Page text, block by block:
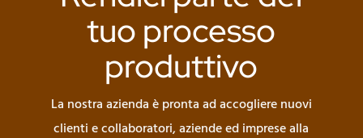
tuo processo
produttivo
La nostra azienda è pronta ad accogliere nuovi
clienti e collaboratori, aziende ed imprese alla